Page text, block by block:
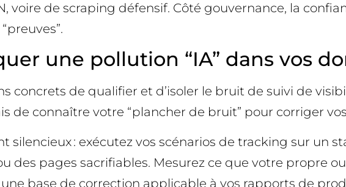
voire de scraping défensif. Côté gouvernance, la
une pollution “IA” dans vos
concrets de qualifier et d’isoler le bruit de suivi de
de connaître votre “plancher de bruit” pour corriger
silencieux : exécutez vos scénarios de tracking sur un
des pages sacrifiables. Mesurez ce que votre propre
base de correction applicable à vos rapports de